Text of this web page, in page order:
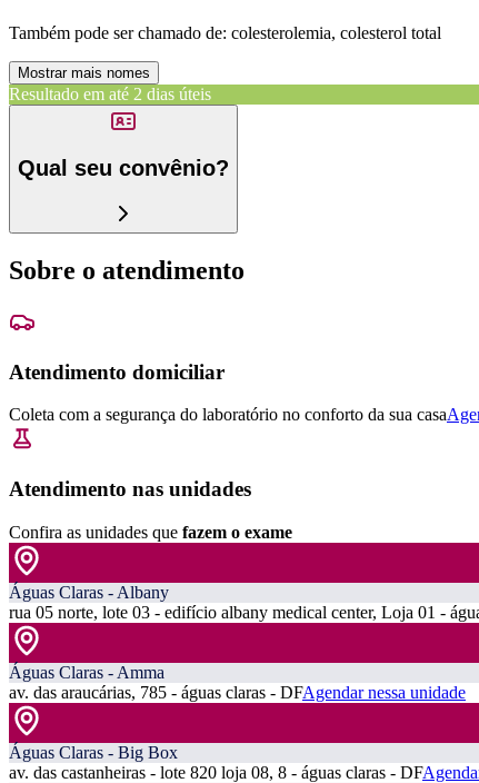
Também pode ser chamado de: colesterolemia, colesterol total
Mostrar mais nomes
Resultado em até 2 dias úteis
Qual seu convênio?
Sobre o atendimento
Atendimento domiciliar
Coleta com a segurança do laboratório no conforto da sua casa
Atendimento nas unidades
Confira as unidades que fazem o exame
Águas Claras - Albany
rua 05 norte, lote 03 - edifício albany medical center, Loja 01 -
Águas Claras - Amma
av. das araucárias, 785 - águas claras - DFAgendar nessa unidade
Águas Claras - Big Box
av. das castanheiras - lote 820 loja 08, 8 - águas claras - DF